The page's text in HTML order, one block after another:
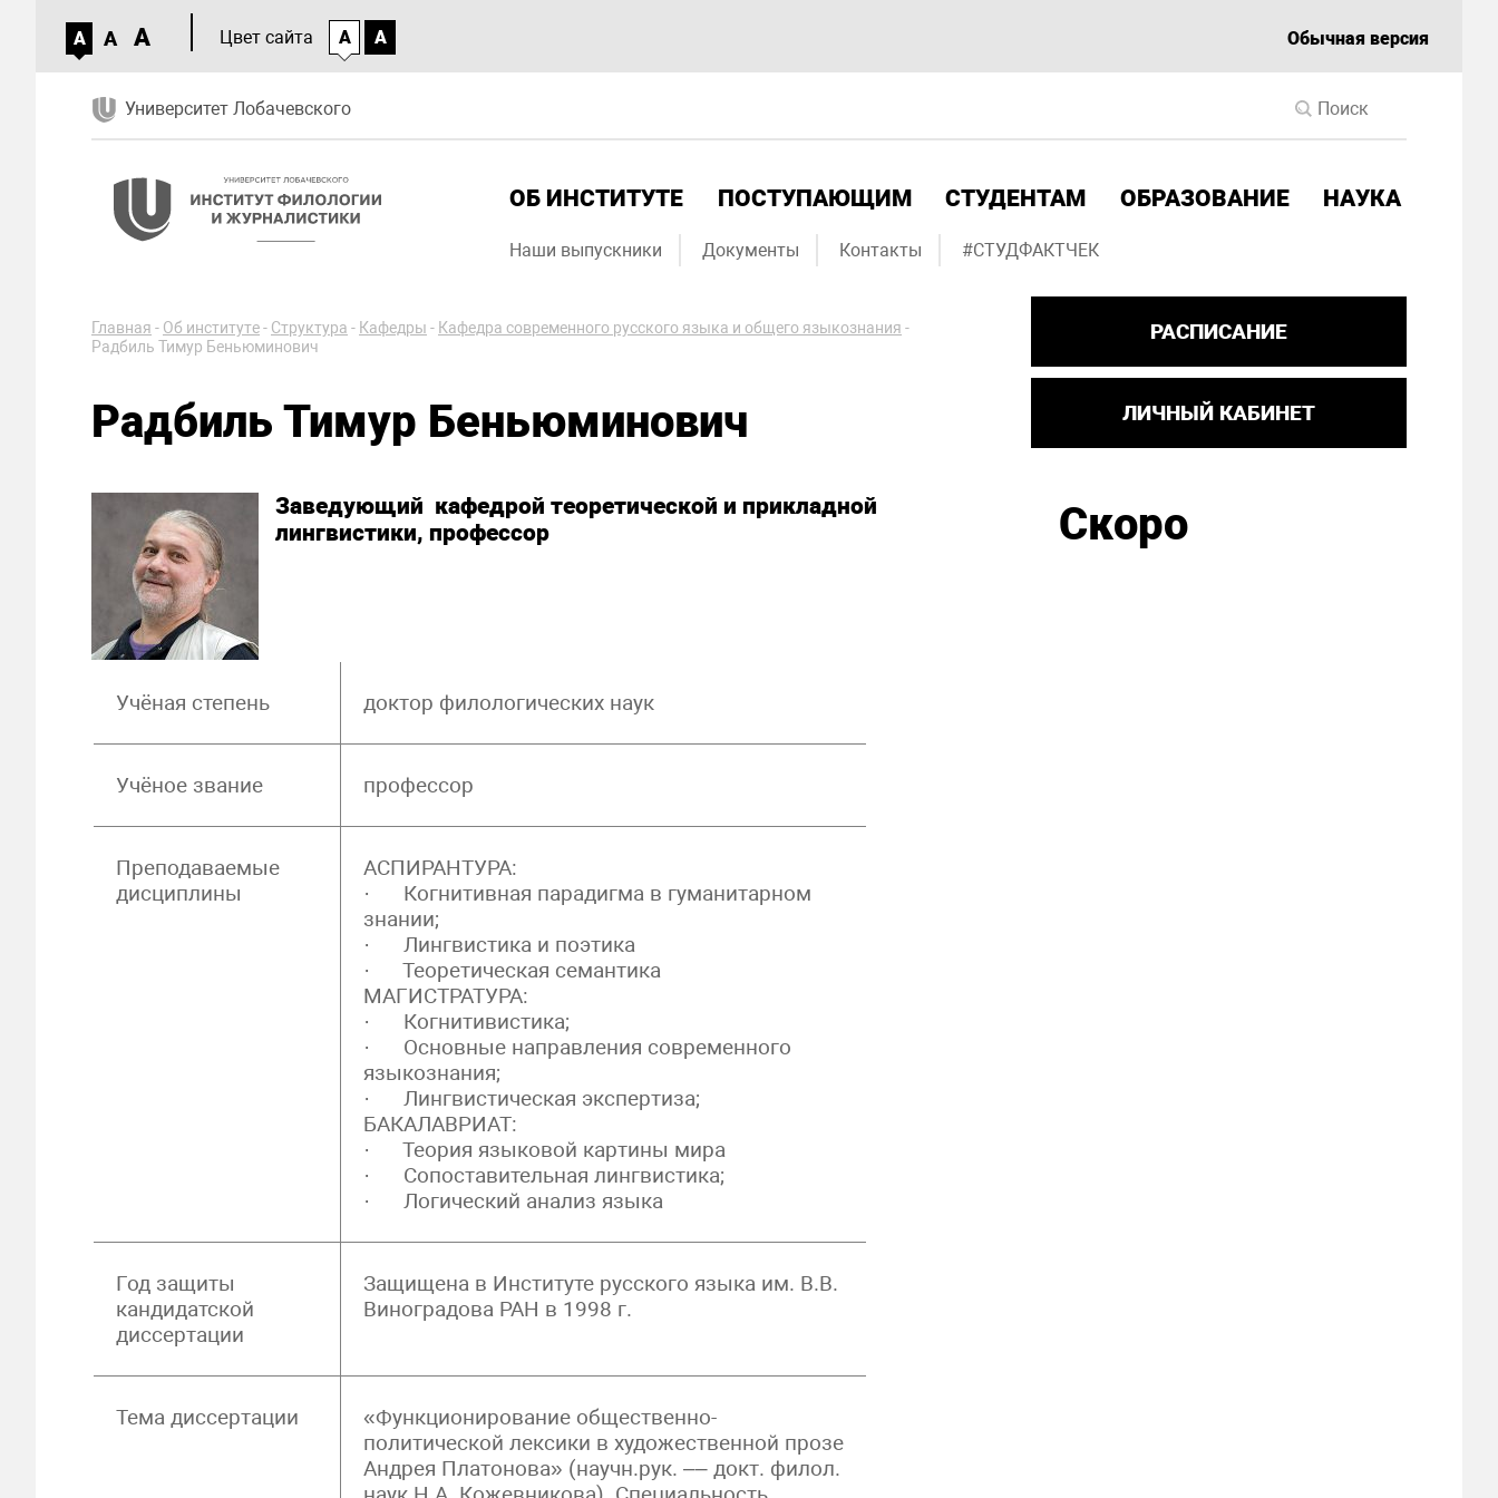
A A A Цвет сайта A A Обычная версия
Университет Лобачевского
ОБ ИНСТИТУТЕ ПОСТУПАЮЩИМ СТУДЕНТАМ ОБРАЗОВАНИЕ НАУКА
Наши выпускники Документы Контакты #СТУДФАКТЧЕК
Главная - Об институте- Структура - Кафедры - Кафедра современного русского языка и общего языкознания -
Радбиль Тимур Беньюминович
Радбиль Тимур Беньюминович
Заведующий кафедрой теоретической и прикладной
лингвистики, профессор
Учёная степень доктор филологических наук
Учёное звание профессор
Преподаваемые
дисциплины
АСПИРАНТУРА:
· Когнитивная парадигма в гуманитарном
знании;
· Лингвистика и поэтика
· Теоретическая семантика
МАГИСТРАТУРА:
· Когнитивистика;
· Основные направления современного
языкознания;
· Лингвистическая экспертиза;
БАКАЛАВРИАТ:
· Теория языковой картины мира
· Сопоставительная лингвистика;
· Логический анализ языка
Год защиты
кандидатской
диссертации
Защищена в Институте русского языка им. В.В.
Виноградова РАН в 1998 г.
Тема диссертации
«Функционирование общественно-
политической лексики в художественной прозе
Андрея Платонова» (научн.рук. –– докт. филол.
РАСПИСАНИЕ
ЛИЧНЫЙ КАБИНЕТ
Скоро